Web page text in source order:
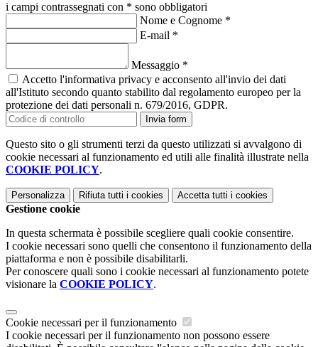
i campi contrassegnati con * sono obbligatori
Nome e Cognome *
E-mail *
Messaggio *
Accetto l'informativa privacy e acconsento all'invio dei dati
all'Istituto secondo quanto stabilito dal regolamento europeo per la
protezione dei dati personali n. 679/2016, GDPR.
Invia form
Questo sito o gli strumenti terzi da questo utilizzati si avvalgono di
cookie necessari al funzionamento ed utili alle finalità illustrate nella
COOKIE POLICY.
Personalizza Rifiuta tutti i cookies Accetta tutti i cookies
Gestione cookie
In questa schermata è possibile scegliere quali cookie consentire.
I cookie necessari sono quelli che consentono il funzionamento della
piattaforma e non è possibile disabilitarli.
Per conoscere quali sono i cookie necessari al funzionamento potete
visionare la COOKIE POLICY.
Cookie necessari per il funzionamento
I cookie necessari per il funzionamento non possono essere